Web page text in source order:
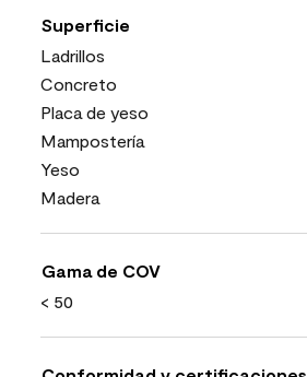
Superficie
Ladrillos
Concreto
Placa de yeso
Mampostería
Yeso
Madera
Gama de COV
< 50